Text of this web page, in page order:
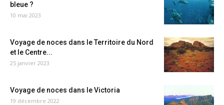
bleue ?
10 mai 2023
Voyage de noces dans le Territoire du Nord
et le Centre...
25 janvier 2023
Voyage de noces dans le Victoria
19 décembre 2022